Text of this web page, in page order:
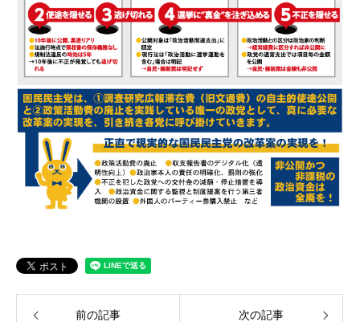
前の記事 次の記事